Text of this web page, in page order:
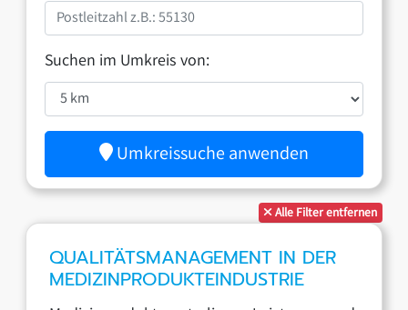
Suchen im Umkreis von:
Umkreissuche anwenden
Alle Filter entfernen
QUALITÄTSMANAGEMENT IN DER
MEDIZINPRODUKTEINDUSTRIE